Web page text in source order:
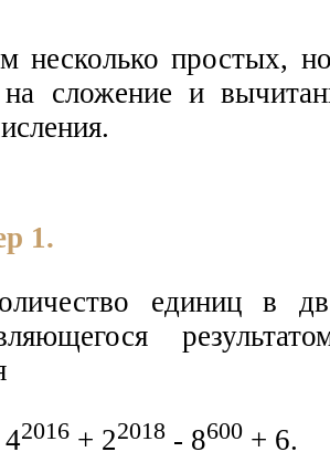
несколько простых,
сложение и
1.
единиц в
2016 + 22018 - 8600 + 6.